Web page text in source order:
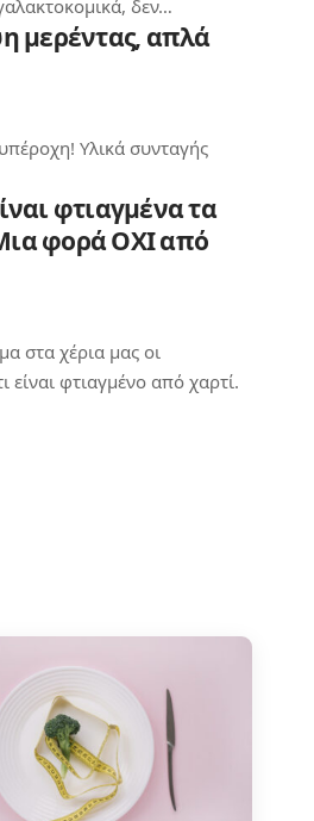
δεν…
μερέντας, απλά
Υλικά συνταγής
φτιαγμένα τα
φορά ΟΧΙ από
στα χέρια μας οι
είναι φτιαγμένο από χαρτί.